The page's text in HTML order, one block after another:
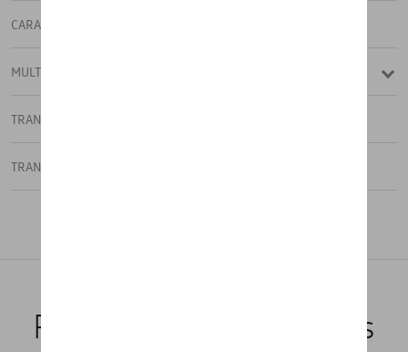
CARAVELLE
MULTIVAN
TRANSPORTER
TRANSPORTER FOURGON
Produits recommandés